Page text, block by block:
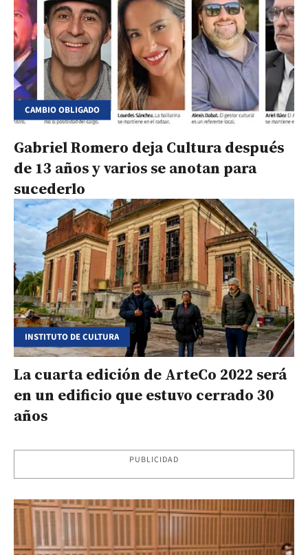
CAMBIO OBLIGADO
Gabriel Romero deja Cultura después
de 13 años y varios se anotan para
sucederlo
INSTITUTO DE CULTURA
La cuarta edición de ArteCo 2022 será
en un edificio que estuvo cerrado 30
años
PUBLICIDAD